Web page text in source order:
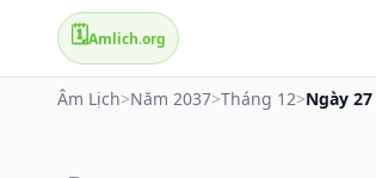
🗓️Amlich.org
Âm Lịch>Năm 2037>Tháng 12>Ngày 27